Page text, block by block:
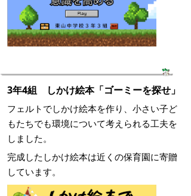
3年4組 しかけ絵本「ゴーミーを探せ」
フェルトでしかけ絵本を作り、小さい子ど
もたちでも環境について考えられる工夫を
しました。
完成したしかけ絵本は近くの保育園に寄贈
しています。